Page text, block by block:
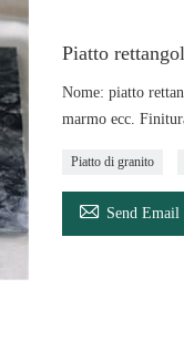
Piatto
Nome: piatto
marmo ecc.
Piatto di granito
 Send Email